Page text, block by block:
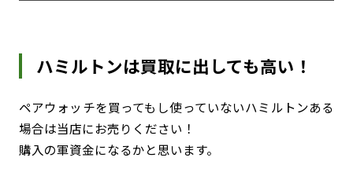
ハミルトンは買取に出しても高い！
ペアウォッチを買ってもし使っていないハミルトンある
場合は当店にお売りください！
購入の軍資金になるかと思います。